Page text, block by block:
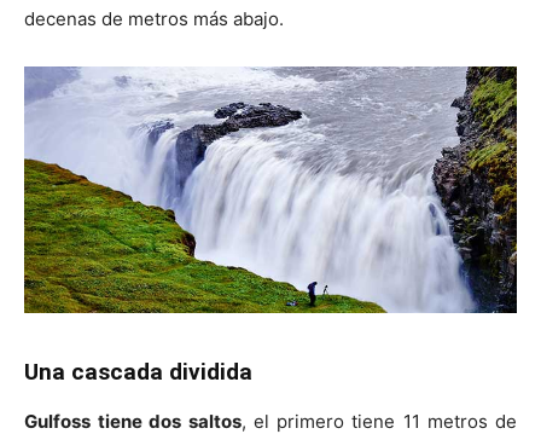
decenas de metros más abajo.
Una cascada dividida
Gulfoss tiene dos saltos, el primero tiene 11 metros de